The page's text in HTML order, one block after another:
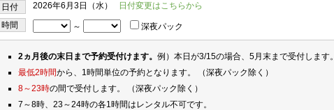
日付 2026年6月3日（水）
日付変更はこちらから
時間
～ 深夜パック
2ヵ月後の末日まで予約受付けます。 例）本日が3/15の場合、5月末まで受付します。
最低2時間から、1時間単位の予約となります。 （深夜パック除く）
8～23時の間で受付します。 （深夜パック除く）
7～8時、23～24時の各1時間はレンタル不可です。